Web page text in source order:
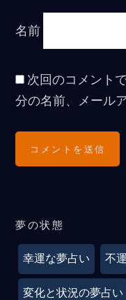
名前
次回のコメント
分の名前、メール
夢の状態
幸運な夢占い 不
変化と状況の夢占い